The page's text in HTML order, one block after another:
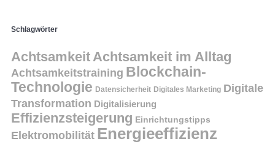
Schlagwörter
Achtsamkeit Achtsamkeit im Alltag
Achtsamkeitstraining Blockchain-
Technologie Datensicherheit Digitales Marketing Digitale
Transformation Digitalisierung
Effizienzsteigerung Einrichtungstipps
Elektromobilität Energieeffizienz